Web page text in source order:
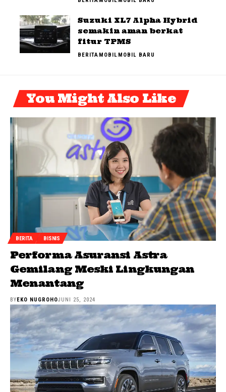
Suzuki XL7 Alpha Hybrid
semakin aman berkat
fitur TPMS
BERITAMOBIL MOBIL BARU
You Might Also Like
BERITA BISNIS
Performa Asuransi Astra
Gemilang Meski Lingkungan
Menantang
BY EKO NUGROHOJUNI 25, 2024